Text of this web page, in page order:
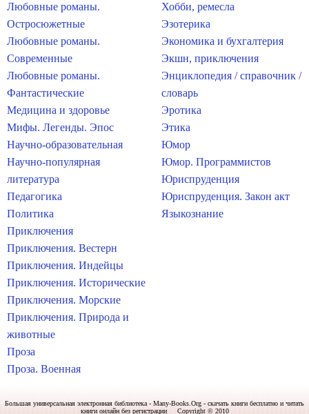
Любовные романы.
Остросюжетные
Любовные романы.
Современные
Любовные романы.
Фантастические
Медицина и здоровье
Мифы. Легенды. Эпос
Научно-образовательная
Научно-популярная
литература
Педагогика
Политика
Приключения
Приключения. Вестерн
Приключения. Индейцы
Приключения. Исторические
Приключения. Морские
Приключения. Природа и
животные
Проза
Проза. Военная
Хобби, ремесла
Эзотерика
Экономика и бухгалтерия
Экшн, приключения
Энциклопедия / справочник /
словарь
Эротика
Этика
Юмор
Юмор. Программистов
Юриспруденция
Юриспруденция. Закон акт
Языкознание
Большая универсальная электронная библиотека - Many-Books.Org - скачать книги бесплатно и читать
книги онлайн без регистрации Copyright © 2010